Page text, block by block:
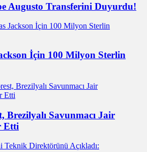
Augusto Transferini Duyurdu!
İçin 100 Milyon Sterlin
Brezilyalı Savunmacı Jair
Etti